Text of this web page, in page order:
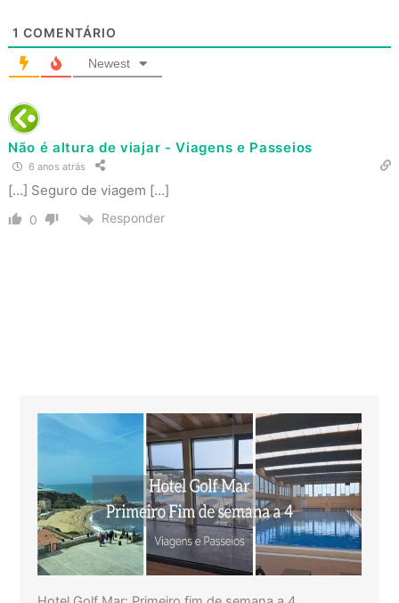
1 COMENTÁRIO
Newest
Não é altura de viajar - Viagens e Passeios
6 anos atrás
[…] Seguro de viagem […]
0 Responder